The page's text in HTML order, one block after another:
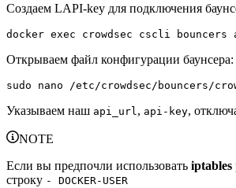
Создаем LAPI-key для подключения
docker exec crowdsec cscli bouncers
Открываем файл конфигурации баунсера:
sudo nano
Указываем наш api_url, api-key,
NOTE
Если вы предпочли использовать iptables
строку - DOCKER-USER